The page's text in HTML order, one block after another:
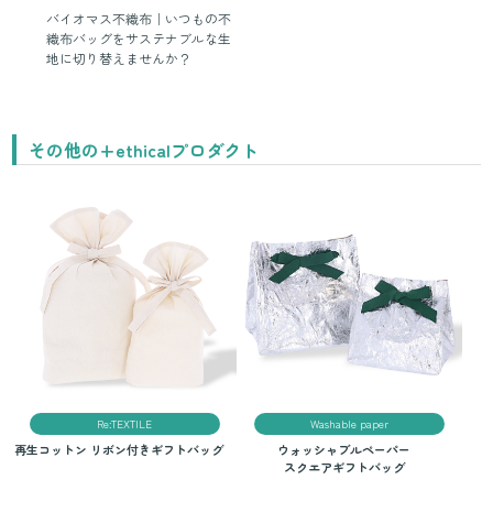
バイオマス不織布｜いつもの不
織布バッグをサステナブルな生
地に切り替えませんか？
その他の+ethicalプロダクト
Re:TEXTILE
再生コットン リボン付きギフトバッグ
Washable paper
ウォッシャブルペーパー
スクエアギフトバッグ